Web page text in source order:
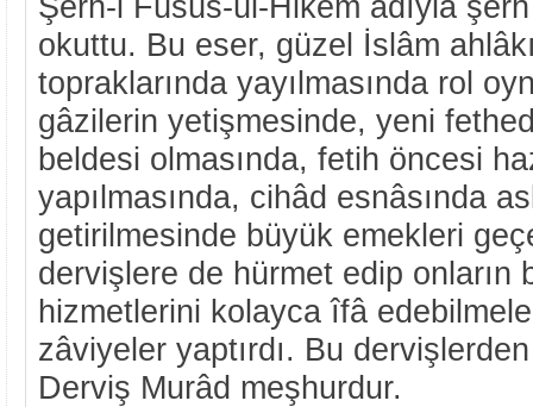
okuttu. Bu eser, güzel İslâm
topraklarında yayılmasında rol
gâzilerin yetişmesinde, yeni
beldesi olmasında, fetih öncesi
yapılmasında, cihâd esnâsında
getirilmesinde büyük emekleri
dervişlere de hürmet edip onların
hizmetlerini kolayca îfâ
zâviyeler yaptırdı. Bu
Derviş Murâd meşhurdur.